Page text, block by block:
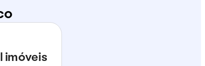
imóveis